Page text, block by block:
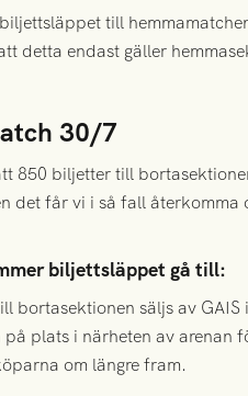
till
detta endast gäller
30/7
850 biljetter till
det får vi i så fall återkomma
biljettsläppet gå till:
bortasektionen säljs av
på plats i närheten av
om längre fram.